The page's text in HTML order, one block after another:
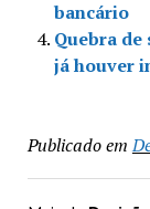
bancário
Quebra
já houver
Publicado em